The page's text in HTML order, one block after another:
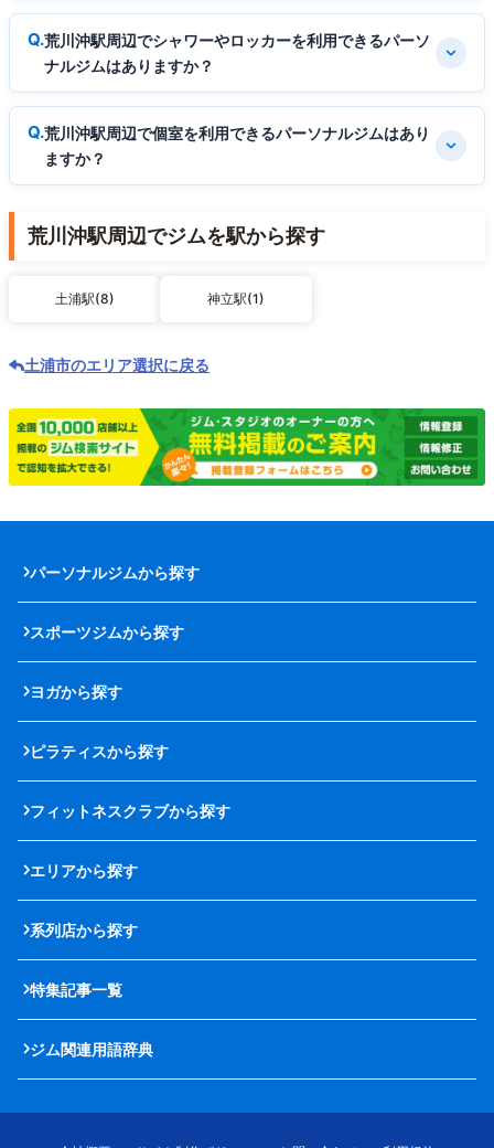
荒川沖駅周辺でシャワーやロッカーを利用できるパーソ
ナルジムはありますか？
荒川沖駅周辺で個室を利用できるパーソナルジムはあり
ますか？
荒川沖駅周辺でジムを駅から探す
土浦駅(8) 神立駅(1)
土浦市のエリア選択に戻る
パーソナルジムから探す
スポーツジムから探す
ヨガから探す
ピラティスから探す
フィットネスクラブから探す
エリアから探す
系列店から探す
特集記事一覧
ジム関連用語辞典